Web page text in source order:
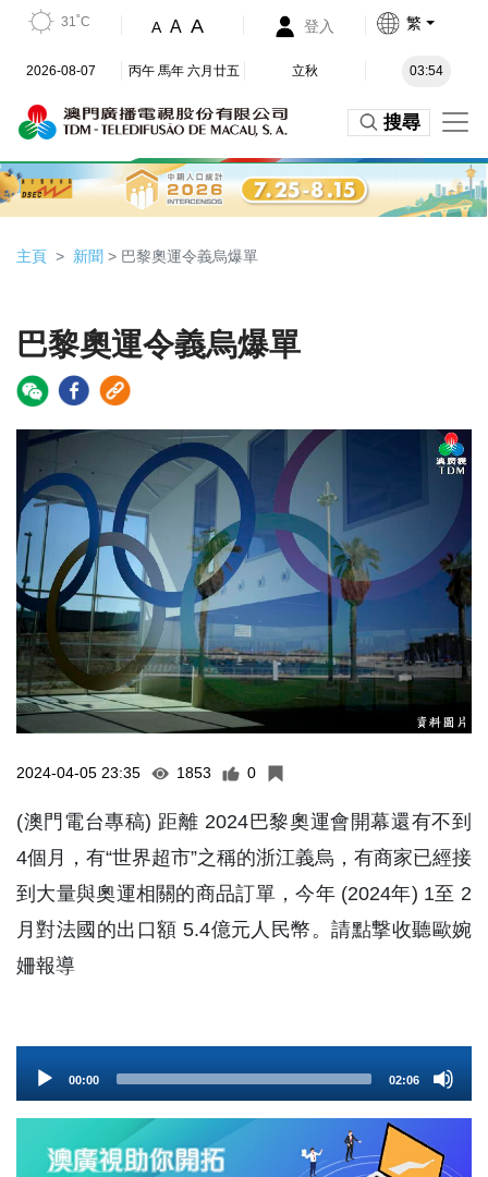
31˚C A A A 登入 繁
2026-08-07 丙午 馬年 六月廿五 立秋 03:54
搜尋
主頁 新聞 > 巴黎奧運令義烏爆單
巴黎奧運令義烏爆單
2024-04-05 23:35 1853 0
(澳門電台專稿) 距離 2024巴黎奧運會開幕還有不到
4個月，有“世界超市”之稱的浙江義烏，有商家已經接
到大量與奧運相關的商品訂單，今年 (2024年) 1至 2
月對法國的出口額 5.4億元人民幣。請點撃收聽歐婉
姍報導
Player
00:00 02:06